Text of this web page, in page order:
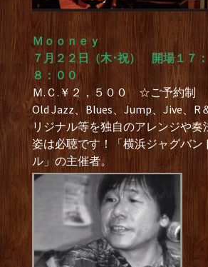
Ｍｏｏｎｅｙ
７月２２日（木･祝） 開場１７
８：００
Ｍ.Ｃ.￥２，５００ ☆ご予約制
Old Jazz、Blues、Jump、Jive、R
リジナル等を独自のアレンジや奏
姿は必聴です！「横浜ジャグバン
ル」の主催者。